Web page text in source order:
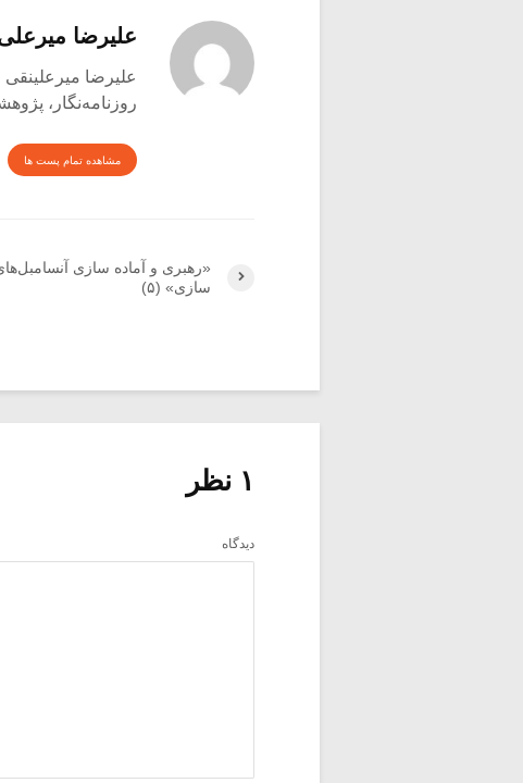
علیرضا
علیرضا میرعلینقی متولد ۱۳۴۵
روزنامه‌نگار،
مشاهده تمام پست ها
«رهبری و آماده سازی
سازی» (۵)
۱ نظر
دیدگاه